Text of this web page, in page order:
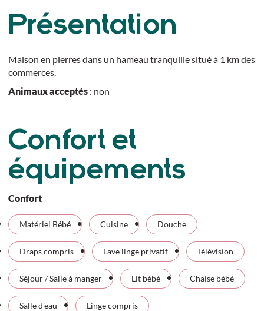
Présentation
Maison en pierres dans un hameau tranquille situé à 1 km des
commerces.
Animaux acceptés: non
Confort et
équipements
Confort
Matériel Bébé Cuisine Douche
Draps compris Lave linge privatif Télévision
Séjour / Salle à manger Lit bébé Chaise bébé
Salle d'eau Linge compris